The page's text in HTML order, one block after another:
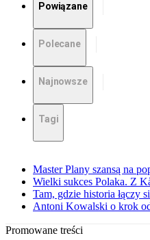
Powiązane
Polecane
Najnowsze
Tagi
Master Plany szansą na
Wielki sukces Polaka. Z
Tam, gdzie historia łączy
Antoni Kowalski o krok
Promowane treści